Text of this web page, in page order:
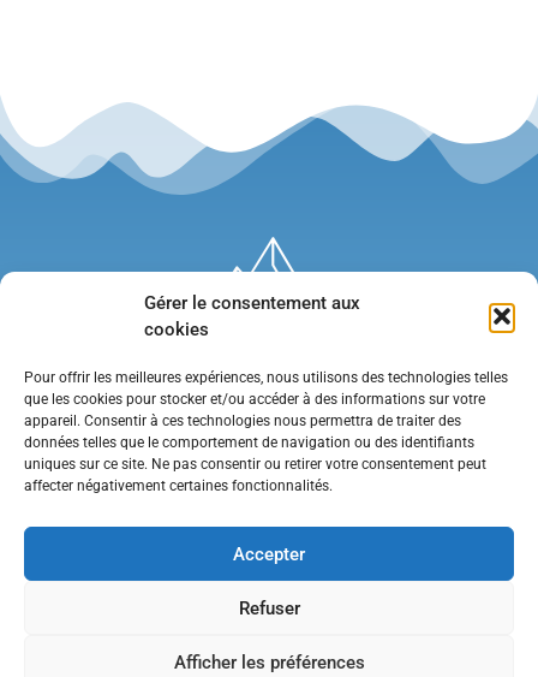
Gérer le consentement aux
cookies
Pour offrir les meilleures expériences, nous utilisons des technologies telles
que les cookies pour stocker et/ou accéder à des informations sur votre
appareil. Consentir à ces technologies nous permettra de traiter des
données telles que le comportement de navigation ou des identifiants
uniques sur ce site. Ne pas consentir ou retirer votre consentement peut
affecter négativement certaines fonctionnalités.
Accepter
Refuser
Afficher les préférences
•Contact